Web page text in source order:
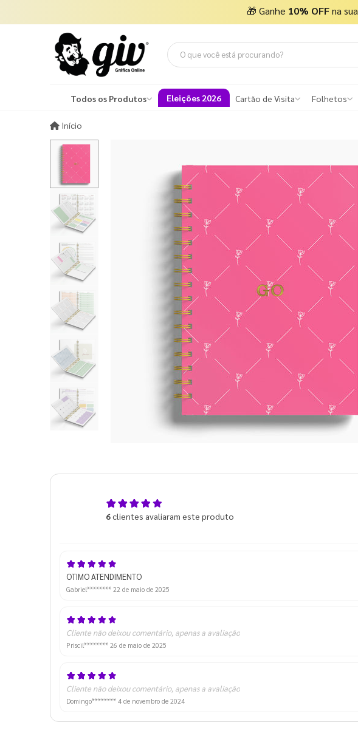
🎁 Ganhe 10% OFFna sua
Todos os Produtos Eleições 2026 Cartão de Visita Folhetos
Início
6clientes avaliaram este produto
OTIMO ATENDIMENTO
Gabriel******** 22 de maio de 2025
Cliente não deixou comentário, apenas a avaliação
Priscil******** 26 de maio de 2025
Cliente não deixou comentário, apenas a avaliação
Domingo******** 4 de novembro de 2024